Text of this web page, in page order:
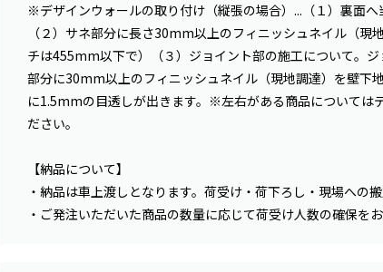
※デザインウォールの取り付け（縦張の場合）...（１）裏面
（２）サネ部分に長さ30mm以上のフィニッシュネイル（
チは455mm以下で）（３）ジョイント部の施工について。
部分に30mm以上のフィニッシュネイル（現地調達）を壁下
に1.5mmの目透しが出きます。※左右がある商品については
ださい。
【納品について】
・納品は車上渡しとなります。荷受け・荷下ろし・現場への
・ご発注いただいた商品の数量に応じて荷受け人数の確保をお